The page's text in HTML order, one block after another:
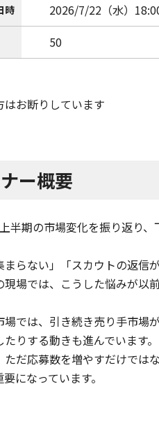
時 2026/7/22（水）
50
お断りしています
ー概要
半期の市場変化を振り返り
まらない」「スカウトの返信
場では、こうした悩みが以
場では、引き続き売り手市場
りする動きも進んでいます。
ただ応募数を増やすだけでは
になっています。